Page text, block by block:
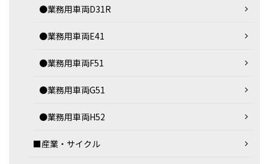
●業務用車両D31R
●業務用車両E41
●業務用車両F51
●業務用車両G51
●業務用車両H52
■産業・サイクル